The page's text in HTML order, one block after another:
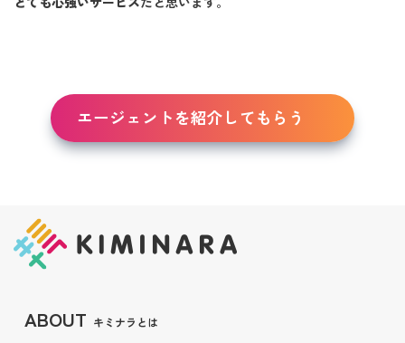
エージェントを紹介してもらう
ABOUT キミナラとは